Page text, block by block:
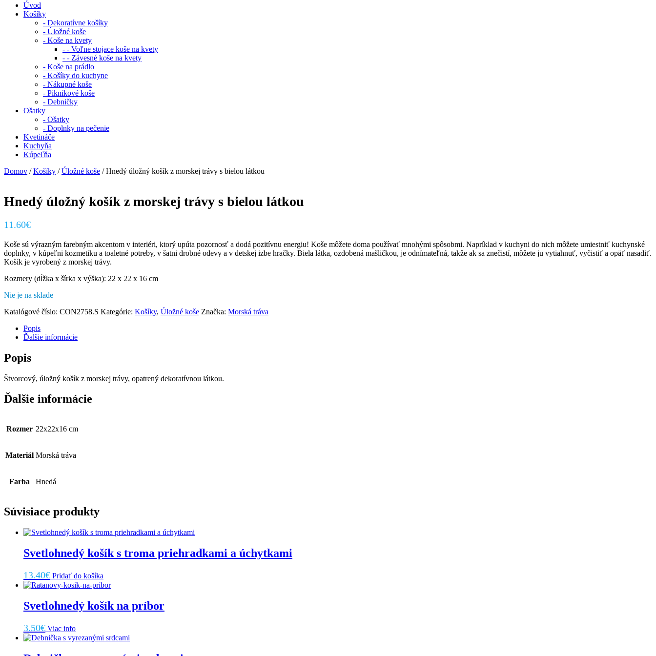
Úvod
Košíky
- Dekoratívne košíky
- Úložné koše
- Koše na kvety
- - Voľne stojace koše na kvety
- - Závesné koše na kvety
- Koše na prádlo
- Košíky do kuchyne
- Nákupné koše
- Piknikové koše
- Debničky
Ošatky
- Ošatky
- Doplnky na pečenie
Kvetináče
Kuchyňa
Kúpeľňa
Domov /Košíky /Úložné koše / Hnedý úložný košík z morskej trávy s bielou látkou
Hnedý úložný košík z morskej trávy s bielou látkou
11.60€
Koše sú výrazným farebným akcentom v interiéri, ktorý upúta pozornosť a dodá pozitívnu energiu! Koše môžete doma používať mnohými spôsobmi. Napríklad v kuchyni do nich môžete umiestniť kuchynské
doplnky, v kúpeľni kozmetiku a toaletné potreby, v šatni drobné odevy a v detskej izbe hračky. Biela látka, ozdobená mašličkou, je odnímateľná, takže ak sa znečistí, môžete ju vytiahnuť, vyčistiť a opäť nasadiť.
Košík je vyrobený z morskej trávy.
Rozmery (dĺžka x šírka x výška): 22 x 22 x 16 cm
Nie je na sklade
Katalógové číslo: CON2758.S Kategórie: Košíky, Úložné koše Značka: Morská tráva
Popis
Ďalšie informácie
Popis
Štvorcový, úložný košík z morskej trávy, opatrený dekoratívnou látkou.
Ďalšie informácie
Rozmer 22x22x16 cm
Materiál Morská tráva
Farba Hnedá
Súvisiace produkty
Svetlohnedý košík s troma priehradkami a úchytkami
13.40€ Pridať do košíka
Svetlohnedý košík na príbor
3.50€ Viac info